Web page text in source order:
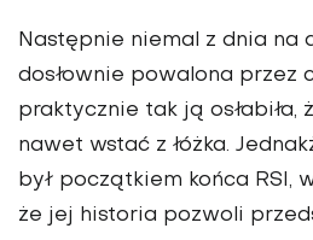
Następnie niemal z dnia na
dosłownie powalona przez
praktycznie tak ją osłabiła,
nawet wstać z łóżka.
był początkiem końca RSI,
że jej historia pozwoli